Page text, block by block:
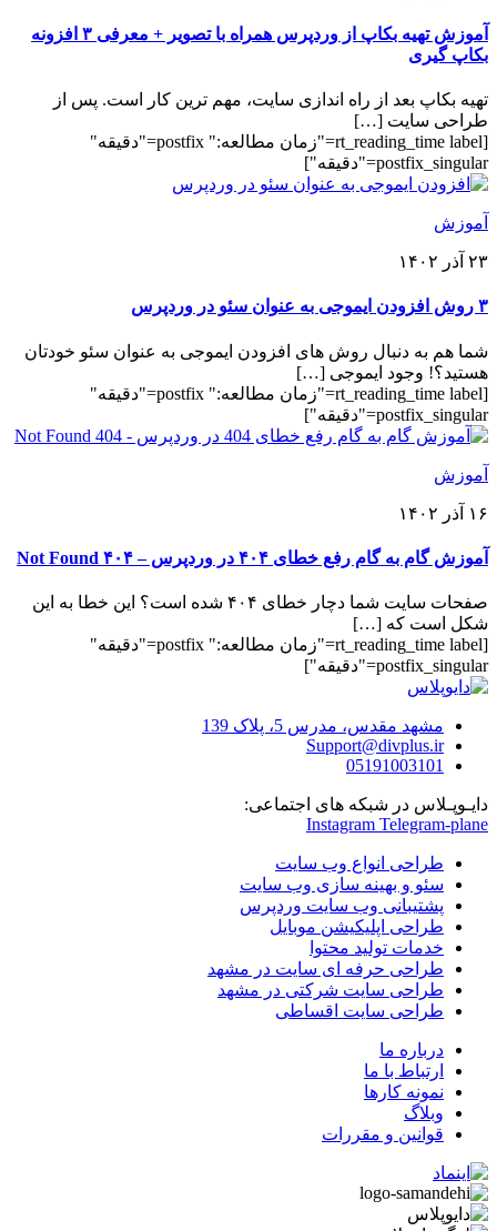
آموزش تهیه بکاپ از وردپرس همراه با تصویر + معرفی ۳ افزونه
بکاپ گیری
تهیه بکاپ بعد از راه اندازی سایت، مهم ترین کار است. پس از
طراحی سایت […]
[rt_reading_time label="زمان مطالعه:" postfix="دقیقه"
postfix_singular="دقیقه"]
آموزش
۲۳ آذر ۱۴۰۲
۳ روش افزودن ایموجی به عنوان سئو در وردپرس
شما هم به دنبال روش های افزودن ایموجی به عنوان سئو خودتان
هستید؟! وجود ایموجی […]
[rt_reading_time label="زمان مطالعه:" postfix="دقیقه"
postfix_singular="دقیقه"]
آموزش
۱۶ آذر ۱۴۰۲
آموزش گام به گام رفع خطای ۴۰۴ در وردپرس – ۴۰۴ Not Found
صفحات سایت شما دچار خطای ۴۰۴ شده است؟ این خطا به این
شکل است که […]
[rt_reading_time label="زمان مطالعه:" postfix="دقیقه"
postfix_singular="دقیقه"]
مشهد مقدس، مدرس 5، پلاک 139
Support@divplus.ir
05191003101
دایـوپـلاس در شبکه های اجتماعی:
Instagram Telegram-plane
طراحی انواع وب سایت
سئو و بهینه سازی وب سایت
پشتیبانی وب سایت وردپرس
طراحی اپلیکیشن موبایل
خدمات تولید محتوا
طراحی حرفه ای سایت در مشهد
طراحی سایت شرکتی در مشهد
طراحی سایت اقساطی
درباره ما
ارتباط با ما
نمونه کارها
وبلاگ
قوانین و مقررات